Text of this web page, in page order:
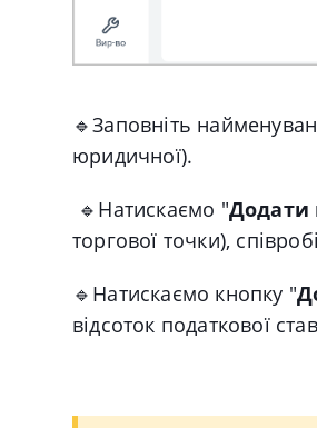
🔹Заповніть
юридичної).
🔹 Натискаємо "Додати
торгової точки),
🔹 Натискаємо кнопку "
відсоток податкової